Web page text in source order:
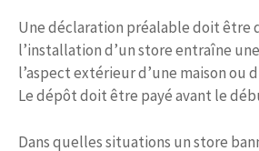
Une déclaration préalable doit être
l’installation d’un store entraîne
l’aspect extérieur d’une maison ou
Le dépôt doit être payé avant le
Dans quelles situations un store